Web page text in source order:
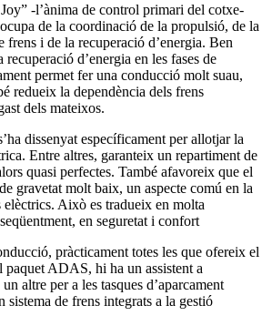
-l’ànima de control primari del cotxe-
de la coordinació de la propulsió, de la
frens i de la recuperació d’energia. Ben
recuperació d’energia en les fases de
permet fer una conducció molt suau,
redueix la dependència dels frens
dels mateixos.
dissenyat específicament per allotjar la
Entre altres, garanteix un repartiment de
quasi perfectes. També afavoreix que el
gravetat molt baix, un aspecte comú en la
elèctrics. Això es tradueix en molta
en seguretat i confort
pràcticament totes les que ofereix el
paquet ADAS, hi ha un assistent a
altre per a les tasques d’aparcament
sistema de frens integrats a la gestió